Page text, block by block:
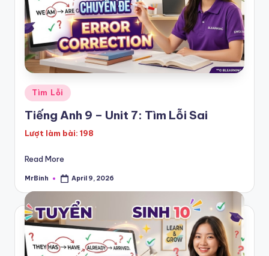
Posted
in
Tìm Lỗi
Tiếng Anh 9 – Unit 7: Tìm Lỗi Sai
Lượt làm bài: 198
Read More
Posted
MrBinh April 9, 2026